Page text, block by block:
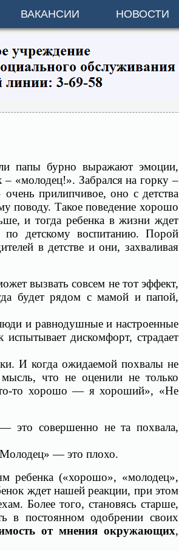
ВАКАНСИИ НОВОСТИ
папы бурно выражают эмоции,
– «молодец!». Забрался на горку –
прилипчивое, оно с детства
поводу. Такое поведение хорошо
и тогда ребенка в жизни ждет
по детскому воспитанию. Порой
в детстве и они, захваливая
вызвать совсем не тот эффект,
будет рядом с мамой и папой,
и равнодушные и настроенные
дискомфорт, страдает
И когда ожидаемой похвалы не
что не оценили не только
то хорошо — я хороший», «Не
это совершенно не та похвала,
— это плохо.
ребенка («хорошо», «молодец»,
ждет нашей реакции, при этом
Более того, становясь старше,
в постоянном одобрении своих
от мнения окружающих,